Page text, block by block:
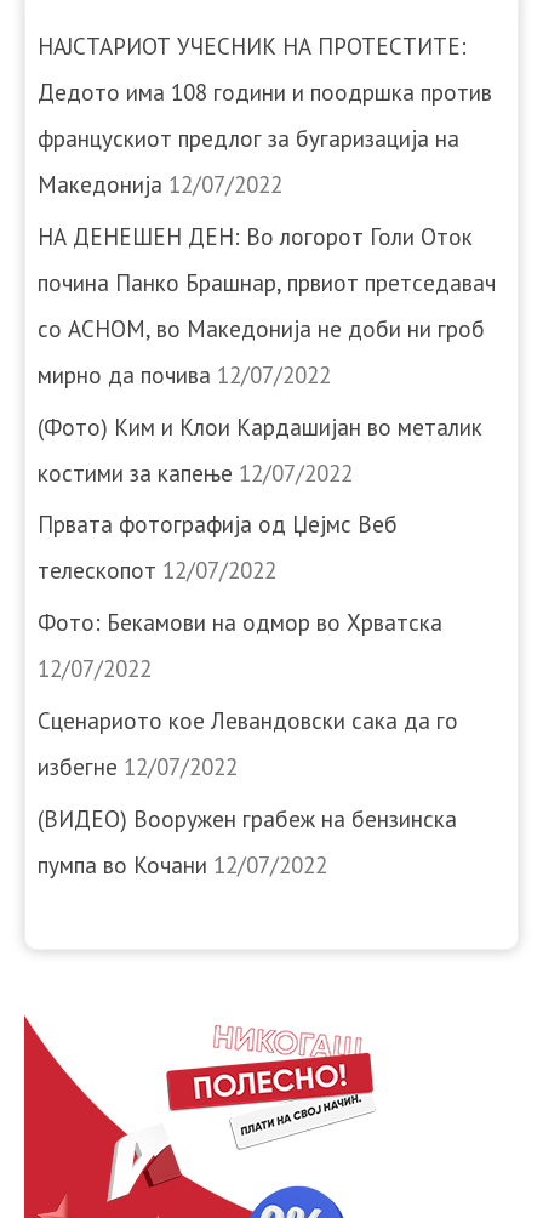
НАЈСТАРИОТ УЧЕСНИК НА ПРОТЕСТИТЕ:
Дедото има 108 години и поодршка против
францускиот предлог за бугаризација на
Македонија 12/07/2022
НА ДЕНЕШЕН ДЕН: Во логорот Голи Оток
почина Панко Брашнар, првиот претседавач
со АСНОМ, во Македонија не доби ни гроб
мирно да почива 12/07/2022
(Фото) Ким и Клои Кардашијан во металик
костими за капење 12/07/2022
Првата фотографија од Џејмс Веб
телескопот 12/07/2022
Фото: Бекамови на одмор во Хрватска
12/07/2022
Сценариото кое Левандовски сака да го
избегне 12/07/2022
(ВИДЕО) Вооружен грабеж на бензинска
пумпа во Кочани 12/07/2022